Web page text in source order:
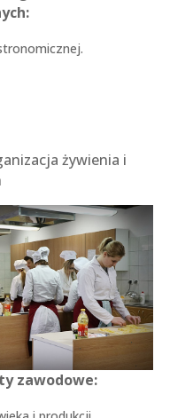
żywienia i
zawodowe: